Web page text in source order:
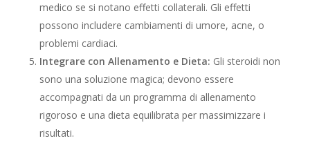
medico se si notano effetti collaterali. Gli effetti
possono includere cambiamenti di umore, acne, o
problemi cardiaci.
Integrare con Allenamento e Dieta: Gli steroidi non
sono una soluzione magica; devono essere
accompagnati da un programma di allenamento
rigoroso e una dieta equilibrata per massimizzare i
risultati.